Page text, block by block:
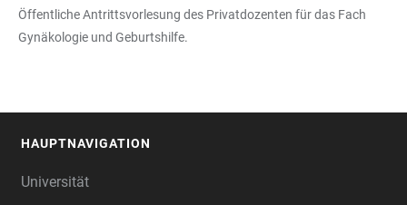
Öffentliche Antrittsvorlesung des Privatdozenten für das Fach
Gynäkologie und Geburtshilfe.
HAUPTNAVIGATION
Universität